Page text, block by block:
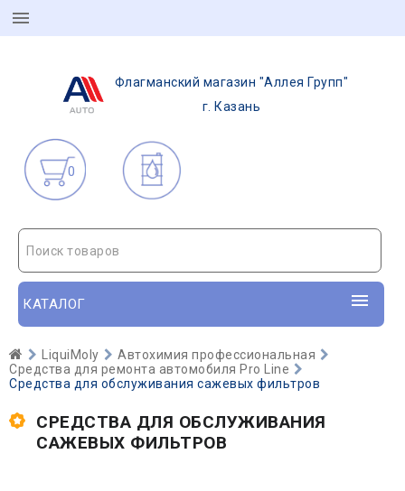
Флагманский магазин "Аллея Групп"
г. Казань
0
Поиск товаров
КАТАЛОГ
LiquiMoly
Автохимия профессиональная
Средства для ремонта автомобиля Pro Line
Средства для обслуживания сажевых фильтров
СРЕДСТВА ДЛЯ ОБСЛУЖИВАНИЯ
САЖЕВЫХ ФИЛЬТРОВ